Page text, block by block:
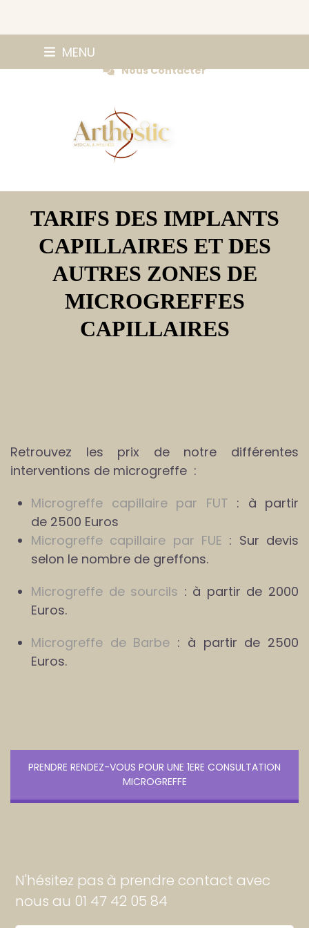
MENU
Nous Contacter
TARIFS DES IMPLANTS
CAPILLAIRES ET DES
AUTRES ZONES DE
MICROGREFFES
CAPILLAIRES
Retrouvez les prix de notre différentes
interventions de microgreffe :
Microgreffe capillaire par FUT : à partir
de 2500 Euros
Microgreffe capillaire par FUE : Sur devis
selon le nombre de greffons.
Microgreffe de sourcils : à partir de 2000
Euros.
Microgreffe de Barbe : à partir de 2500
Euros.
PRENDRE RENDEZ-VOUS POUR UNE 1ERE CONSULTATION
MICROGREFFE
N'hésitez pas à prendre contact avec
nous au 01 47 42 05 84